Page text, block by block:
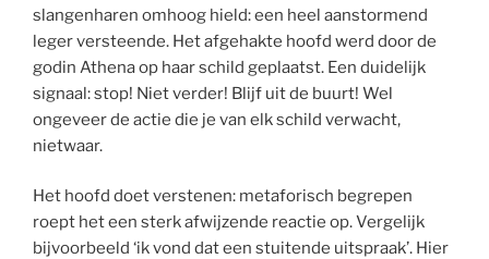
slangenharen omhoog hield: een heel aanstormend
leger versteende. Het afgehakte hoofd werd door de
godin Athena op haar schild geplaatst. Een duidelijk
signaal: stop! Niet verder! Blijf uit de buurt! Wel
ongeveer de actie die je van elk schild verwacht,
nietwaar.
Het hoofd doet verstenen: metaforisch begrepen
roept het een sterk afwijzende reactie op. Vergelijk
bijvoorbeeld ‘ik vond dat een stuitende uitspraak’. Hier